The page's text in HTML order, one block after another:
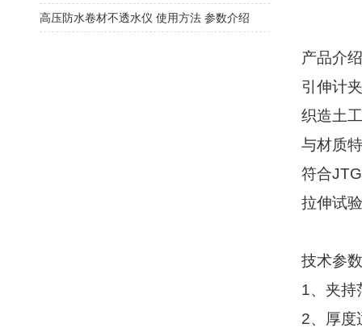
产品介
引伸计
织造土
与材质
符合
拉伸试
技术参
1、夹持
2、厚度
高压防水卷材不透水仪 使用方法 参数介绍